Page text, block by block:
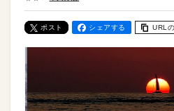
ポスト シェアする URL